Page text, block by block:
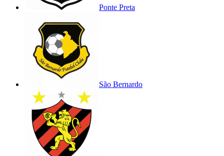
Ponte Preta
São Bernardo